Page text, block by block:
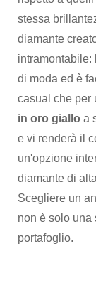
stessa
diamante
intramontabile:
di moda ed è
casual che per
in oro giallo a
e vi renderà il
un'opzione
diamante di
Scegliere un
non è solo una
portafoglio.